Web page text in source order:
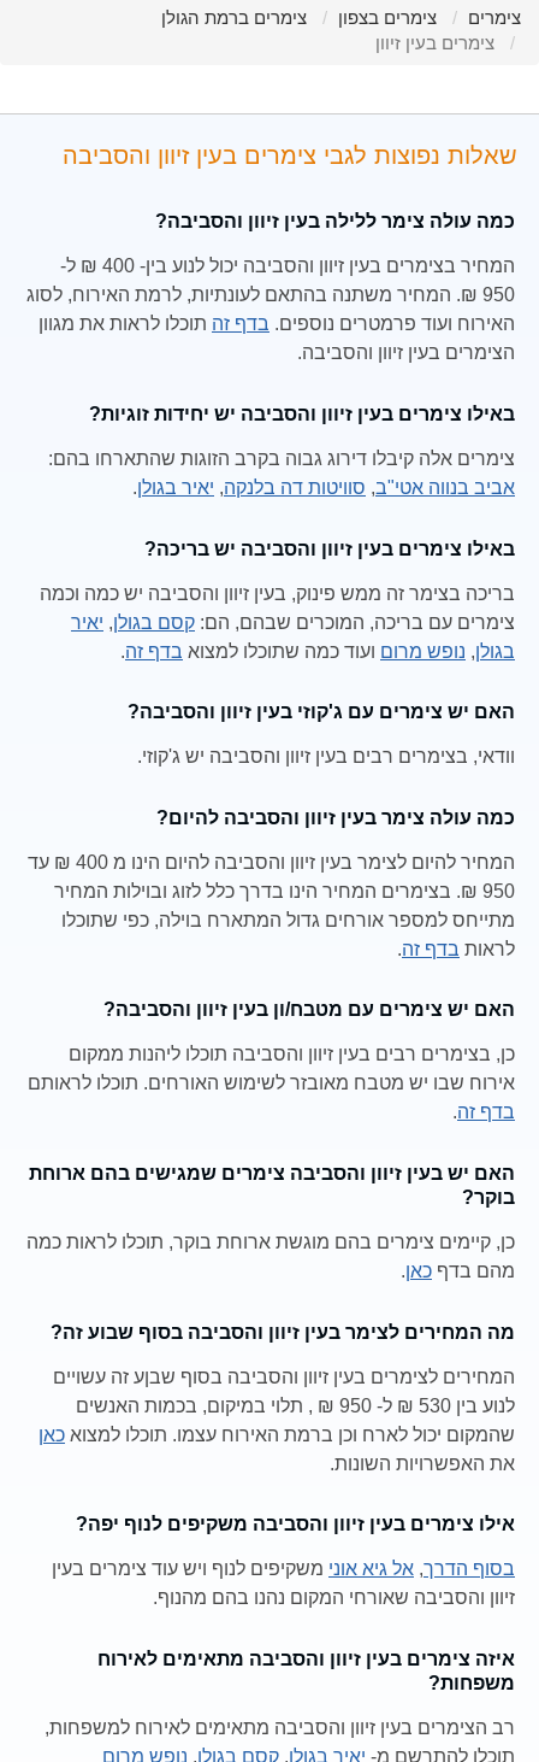
צימרים צימרים בצפון
צימרים ברמת הגולן
צימרים בעין זיוון
שאלות נפוצות לגבי צימרים בעין זיוון והסביבה
כמה עולה צימר ללילה בעין זיוון והסביבה?
המחיר בצימרים בעין זיוון והסביבה יכול לנוע בין- 400 ₪ ל-
950 ₪. המחיר משתנה בהתאם לעונתיות, לרמת האירוח, לסוג
האירוח ועוד פרמטרים נוספים. בדף זה תוכלו לראות את מגוון
הצימרים בעין זיוון והסביבה.
באילו צימרים בעין זיוון והסביבה יש יחידות זוגיות?
צימרים אלה קיבלו דירוג גבוה בקרב הזוגות שהתארחו בהם:
אביב בנווה אטי"ב, סוויטות דה בלנקה, יאיר בגולן.
באילו צימרים בעין זיוון והסביבה יש בריכה?
בריכה בצימר זה ממש פינוק, בעין זיוון והסביבה יש כמה וכמה
צימרים עם בריכה, המוכרים שבהם, הם: קסם בגולן, יאיר
בגולן, נופש מרום ועוד כמה שתוכלו למצוא בדף זה.
האם יש צימרים עם ג'קוזי בעין זיוון והסביבה?
וודאי, בצימרים רבים בעין זיוון והסביבה יש ג'קוזי.
כמה עולה צימר בעין זיוון והסביבה להיום?
המחיר להיום לצימר בעין זיוון והסביבה להיום הינו מ 400 ₪ עד
950 ₪. בצימרים המחיר הינו בדרך כלל לזוג ובוילות המחיר
מתייחס למספר אורחים גדול המתארח בוילה, כפי שתוכלו
לראות בדף זה.
האם יש צימרים עם מטבח/ון בעין זיוון והסביבה?
כן, בצימרים רבים בעין זיוון והסביבה תוכלו ליהנות ממקום
אירוח שבו יש מטבח מאובזר לשימוש האורחים. תוכלו לראותם
בדף זה.
האם יש בעין זיוון והסביבה צימרים שמגישים בהם ארוחת
בוקר?
כן, קיימים צימרים בהם מוגשת ארוחת בוקר, תוכלו לראות כמה
מהם בדף כאן.
מה המחירים לצימר בעין זיוון והסביבה בסוף שבוע זה?
המחירים לצימרים בעין זיוון והסביבה בסוף שבןע זה עשויים
לנוע בין 530 ₪ ל- 950 ₪ , תלוי במיקום, בכמות האנשים
שהמקום יכול לארח וכן ברמת האירוח עצמו. תוכלו למצוא כאן
את האפשרויות השונות.
אילו צימרים בעין זיוון והסביבה משקיפים לנוף יפה?
בסוף הדרך, אל גיא אוני משקיפים לנוף ויש עוד צימרים בעין
זיוון והסביבה שאורחי המקום נהנו בהם מהנוף.
איזה צימרים בעין זיוון והסביבה מתאימים לאירוח
משפחות?
רב הצימרים בעין זיוון והסביבה מתאימים לאירוח למשפחות,
תוכלו להתרשם מ- יאיר בגולן, קסם בגולן, נופש מרום